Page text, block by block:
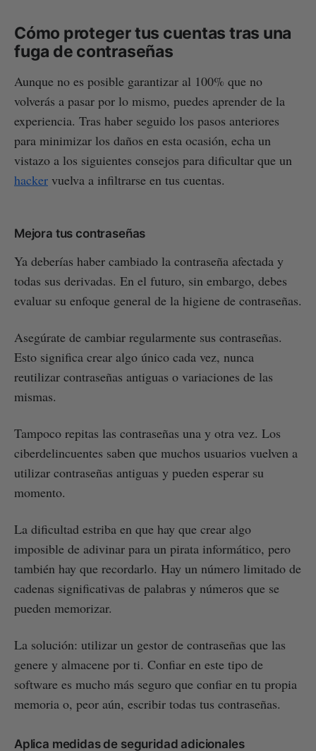
Cómo proteger tus cuentas tras una
fuga de contraseñas
Aunque no es posible garantizar al 100% que no
volverás a pasar por lo mismo, puedes aprender de la
experiencia. Tras haber seguido los pasos anteriores
para minimizar los daños en esta ocasión, echa un
vistazo a los siguientes consejos para dificultar que un
hacker vuelva a infiltrarse en tus cuentas.
Mejora tus contraseñas
Ya deberías haber cambiado la contraseña afectada y
todas sus derivadas. En el futuro, sin embargo, debes
evaluar su enfoque general de la higiene de contraseñas.
Asegúrate de cambiar regularmente sus contraseñas.
Esto significa crear algo único cada vez, nunca
reutilizar contraseñas antiguas o variaciones de las
mismas.
Tampoco repitas las contraseñas una y otra vez. Los
ciberdelincuentes saben que muchos usuarios vuelven a
utilizar contraseñas antiguas y pueden esperar su
momento.
La dificultad estriba en que hay que crear algo
imposible de adivinar para un pirata informático, pero
también hay que recordarlo. Hay un número limitado de
cadenas significativas de palabras y números que se
pueden memorizar.
La solución: utilizar un gestor de contraseñas que las
genere y almacene por ti. Confiar en este tipo de
software es mucho más seguro que confiar en tu propia
memoria o, peor aún, escribir todas tus contraseñas.
Aplica medidas de seguridad adicionales